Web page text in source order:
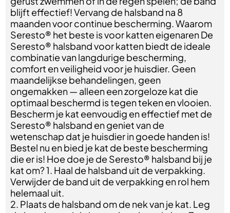
blijft effectief! Vervang de halsband na 8
maanden voor continue bescherming. Waarom
Seresto® het beste is voor katten eigenaren De
Seresto® halsband voor katten biedt de ideale
combinatie van langdurige bescherming,
comfort en veiligheid voor je huisdier. Geen
maandelijkse behandelingen, geen
ongemakken — alleen een zorgeloze kat die
optimaal beschermd is tegen teken en vlooien.
Bescherm je kat eenvoudig en effectief met de
Seresto® halsband en geniet van de
wetenschap dat je huisdier in goede handen is!
Bestel nu en bied je kat de beste bescherming
die er is! Hoe doe je de Seresto® halsband bij je
kat om? 1. Haal de halsband uit de verpakking.
Verwijder de band uit de verpakking en rol hem
helemaal uit.
2. Plaats de halsband om de nek van je kat. Leg